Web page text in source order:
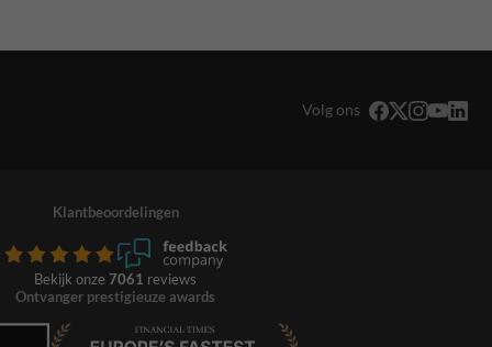
Volg ons
Klantbeoordelingen
Bekijk onze 7061 reviews
Ontvanger prestigieuze awards